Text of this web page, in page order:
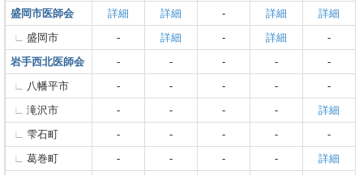
盛岡市医師会
詳細 詳細 - 詳細
詳細
盛岡市
- 詳細 - 詳細
-
岩手西北医師会
- - - -
-
八幡平市
- - - -
-
滝沢市
- - - -
詳細
雫石町
- - - -
-
葛巻町
- - - -
詳細